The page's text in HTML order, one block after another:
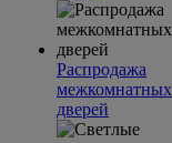
Распродажа
межкомнатных
дверей